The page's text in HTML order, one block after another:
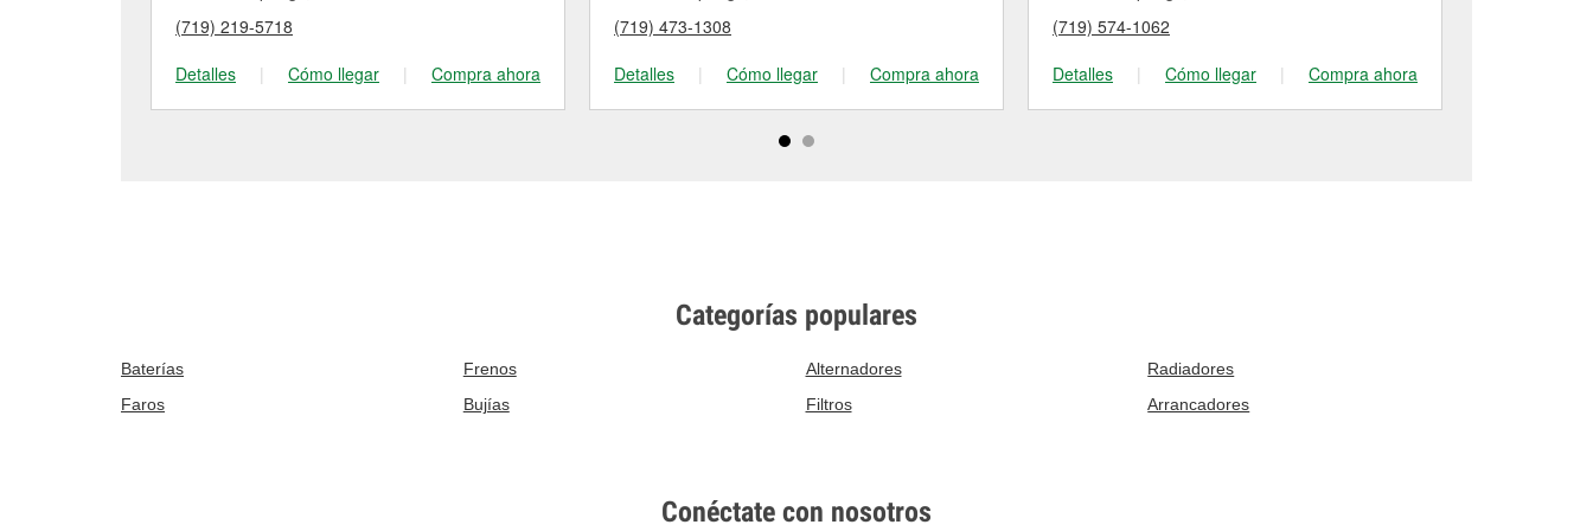
(719) 219-5718
Detalles
| Cómo llegar | Compra ahora
(719) 473-1308
Detalles
| Cómo llegar | Compra ahora
(719) 574-1062
Detalles
| Cómo llegar | Compra ahora
Categorías populares
Baterías Frenos Alternadores
Radiadores
Faros
Bujías Filtros Arrancadores
Conéctate con nosotros